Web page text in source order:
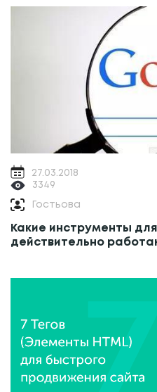
27.03.2018
3349
Гостьова
Какие инструменты
действительно